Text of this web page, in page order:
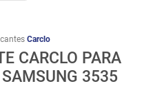
Carclo
CARCLO PARA
SAMSUNG 3535